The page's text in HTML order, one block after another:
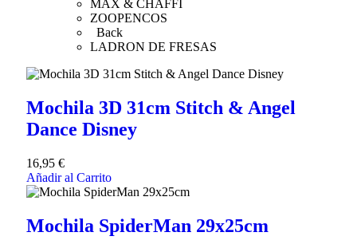
MAX & CHAFFI
ZOOPENCOS
Back
LADRON DE FRESAS
Mochila 3D 31cm Stitch & Angel
Dance Disney
16,95 €
Añadir al Carrito
Mochila SpiderMan 29x25cm